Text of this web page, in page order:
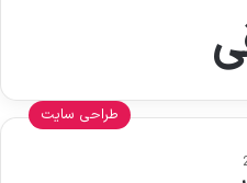
طراحی سایت